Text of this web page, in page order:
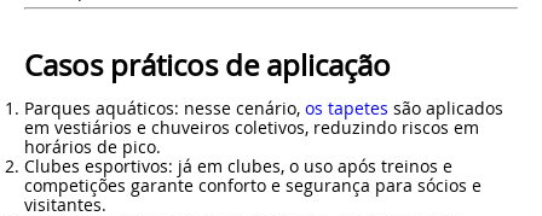
Casos práticos de aplicação
Parques aquáticos: nesse cenário, os tapetes são aplicados
em vestiários e chuveiros coletivos, reduzindo riscos em
horários de pico.
Clubes esportivos: já em clubes, o uso após treinos e
competições garante conforto e segurança para sócios e
visitantes.